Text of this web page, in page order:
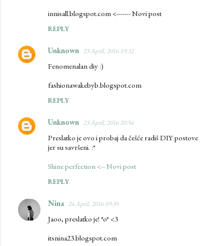
innisall.blogspot.com <------- Novi post
REPLY
Unknown 23 April, 2016 19:32
Fenomenalan diy :)
fashionawakebyb.blogspot.com
REPLY
Unknown 23 April, 2016 20:56
Preslatko je ovo i probaj da češće radiš DIY postove
jer su savršeni. :*
Shine perfection <-- Novi post
REPLY
Nina 24 April, 2016 09:35
Jaoo, preslatko je! *o* <3
itsnina23.blogspot.com